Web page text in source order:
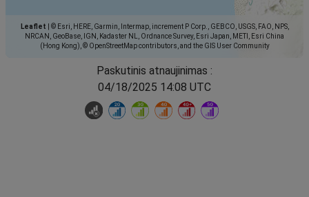
Leaflet
© Esri, HERE, Garmin, Intermap, increment P Corp., GEBCO, USGS, FAO, NPS,
NRCAN, GeoBase, IGN, Kadaster NL, Ordnance Survey, Esri Japan, METI, Esri China
(Hong Kong), © OpenStreetMap contributors, and the GIS User Community
Paskutinis atnaujinimas :
04/18/2025 14:08 UTC